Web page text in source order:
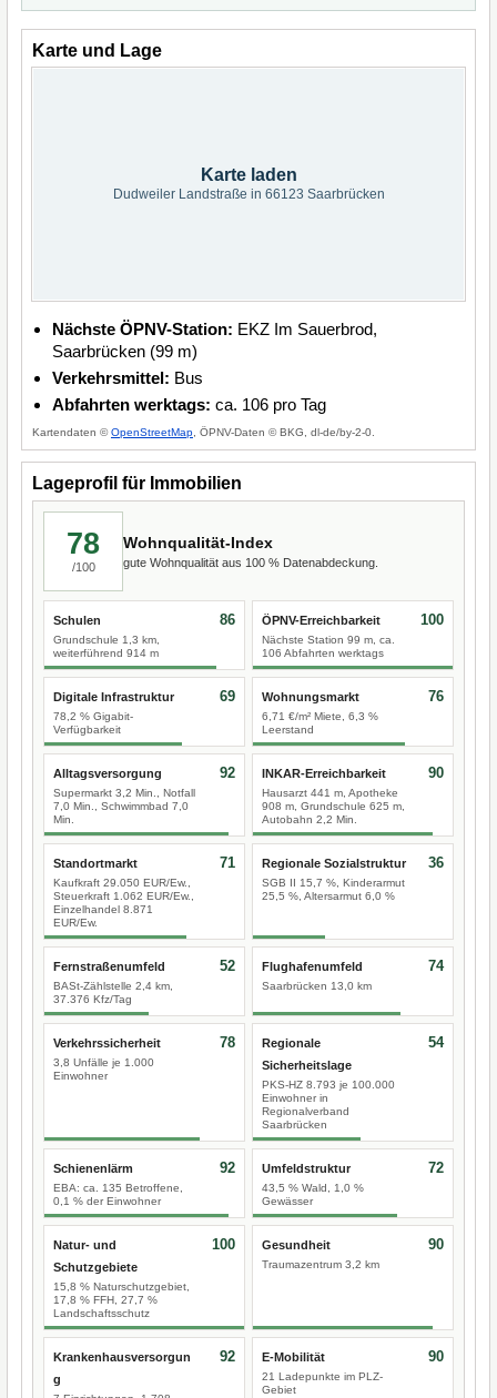
Karte und Lage
Karte laden
Dudweiler Landstraße in 66123 Saarbrücken
Nächste ÖPNV-Station: EKZ Im Sauerbrod,
Saarbrücken (99 m)
Verkehrsmittel: Bus
Abfahrten werktags: ca. 106 pro Tag
Kartendaten ©OpenStreetMap , ÖPNV-Daten © BKG, dl-de/by-2-0.
Lageprofil für Immobilien
78
/100
Wohnqualität-Index
gute Wohnqualität aus 100 % Datenabdeckung.
Schulen
Grundschule 1,3 km,
weiterführend 914 m
86 ÖPNV-Erreichbarkeit
Nächste Station 99 m, ca.
106 Abfahrten werktags
100
Digitale Infrastruktur
78,2 % Gigabit-
Verfügbarkeit
69 Wohnungsmarkt
6,71 €/m² Miete, 6,3 %
Leerstand
76
Alltagsversorgung
Supermarkt 3,2 Min., Notfall
7,0 Min., Schwimmbad 7,0
Min.
92 INKAR-Erreichbarkeit
Hausarzt 441 m, Apotheke
908 m, Grundschule 625 m,
Autobahn 2,2 Min.
90
Standortmarkt
Kaufkraft 29.050 EUR/Ew.,
Steuerkraft 1.062 EUR/Ew.,
Einzelhandel 8.871
EUR/Ew.
71 Regionale Sozialstruktur
SGB II 15,7 %, Kinderarmut
25,5 %, Altersarmut 6,0 %
36
Fernstraßenumfeld
BASt-Zählstelle 2,4 km,
37.376 Kfz/Tag
52 Flughafenumfeld
Saarbrücken 13,0 km
74
Verkehrssicherheit
3,8 Unfälle je 1.000
Einwohner
78
Regionale
Sicherheitslage
PKS-HZ 8.793 je 100.000
Einwohner in
Regionalverband
Saarbrücken
54
Schienenlärm
EBA: ca. 135 Betroffene,
0,1 % der Einwohner
92 Umfeldstruktur
43,5 % Wald, 1,0 %
Gewässer
72
Natur- und
Schutzgebiete
15,8 % Naturschutzgebiet,
17,8 % FFH, 27,7 %
Landschaftsschutz
100 Gesundheit
Traumazentrum 3,2 km
90
Krankenhausversorgun
g
92 E-Mobilität
21 Ladepunkte im PLZ-
Gebiet
90